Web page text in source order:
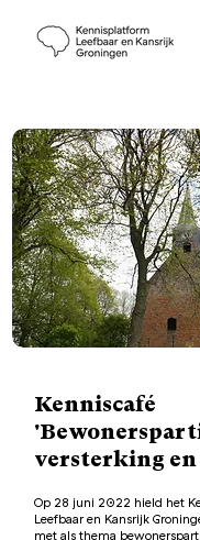
Kenniscafé
versterking
Op 28 juni 2022 hield het
Leefbaar en Kansrijk
met als thema